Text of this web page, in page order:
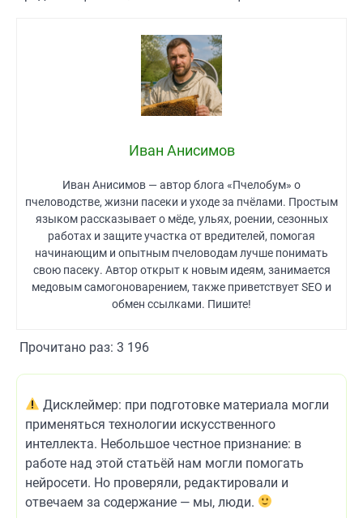
Иван Анисимов
Иван Анисимов — автор блога «Пчелобум» о
пчеловодстве, жизни пасеки и уходе за пчёлами. Простым
языком рассказывает о мёде, ульях, роении, сезонных
работах и защите участка от вредителей, помогая
начинающим и опытным пчеловодам лучше понимать
свою пасеку. Автор открыт к новым идеям, занимается
медовым самогоноварением, также приветствует SEO и
обмен ссылками. Пишите!
Прочитано раз: 3 196
Дисклеймер: при подготовке материала могли
применяться технологии искусственного
интеллекта. Небольшое честное признание: в
работе над этой статьёй нам могли помогать
нейросети. Но проверяли, редактировали и
отвечаем за содержание — мы, люди.